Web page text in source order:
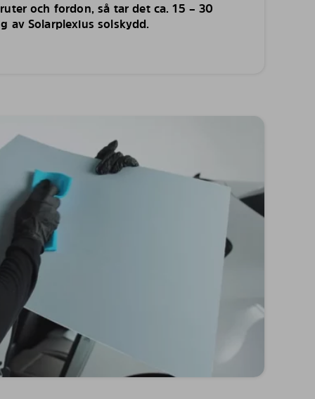
och fordon, så tar det ca. 15 – 30
av Solarplexius solskydd.